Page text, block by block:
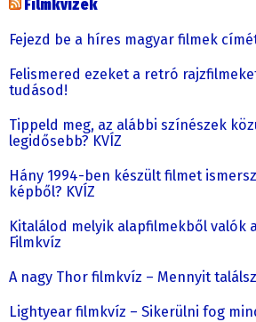
Filmkvízek
Fejezd be a híres magyar filmek
Felismered ezeket a retró
tudásod!
Tippeld meg, az alábbi színészek
legidősebb? KVÍZ
Hány 1994-ben készült filmet
képből? KVÍZ
Kitalálod melyik alapfilmekből valók
Filmkvíz
A nagy Thor filmkvíz – Mennyit
Lightyear filmkvíz – Sikerülni fog